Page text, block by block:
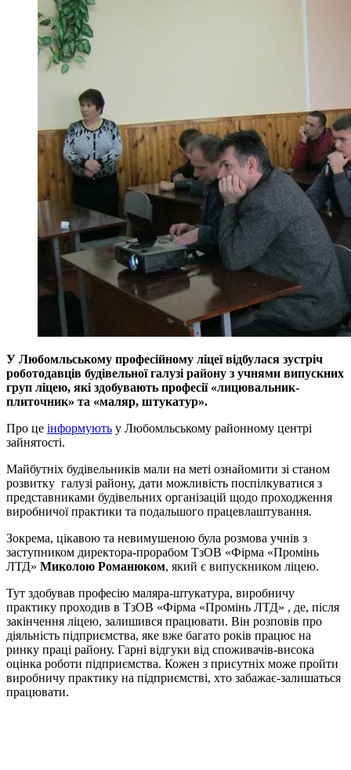
У Любомльському професійному ліцеї відбулася зустріч
роботодавців будівельної галузі району з учнями випускних
груп ліцею, які здобувають професії «лицювальник-
плиточник» та «маляр, штукатур».
Про це інформують у Любомльському районному центрі
зайнятості.
Майбутніх будівельників мали на меті ознайомити зі станом
розвитку галузі району, дати можливість поспілкуватися з
представниками будівельних організацій щодо проходження
виробничої практики та подальшого працевлаштування.
Зокрема, цікавою та невимушеною була розмова учнів з
заступником директора-прорабом ТзОВ «Фірма «Промінь
ЛТД» Миколою Романюком, який є випускником ліцею.
Тут здобував професію маляра-штукатура, виробничу
практику проходив в ТзОВ «Фірма «Промінь ЛТД» , де, після
закінчення ліцею, залишився працювати. Він розповів про
діяльність підприємства, яке вже багато років працює на
ринку праці району. Гарні відгуки від споживачів-висока
оцінка роботи підприємства. Кожен з присутніх може пройти
виробничу практику на підприємстві, хто забажає-залишаться
працювати.